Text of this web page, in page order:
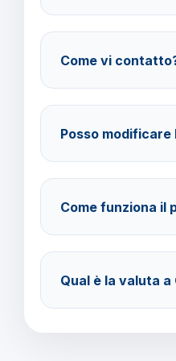
consigliate per coprire
cancellazione viaggio.
Come vi
barbaviaggi.it.
Posso
prima della partenza con
modifica.
Come funziona il
Acconto del 40% alla
prima della partenza.
Qual è la valuta